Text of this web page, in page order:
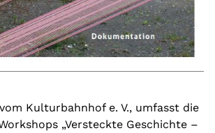
Kulturbahnhof e. V., umfasst die
„Versteckte Geschichte –